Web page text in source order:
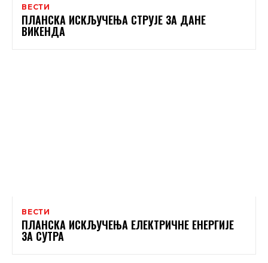
ВЕСТИ
ПЛАНСКА ИСКЉУЧЕЊА СТРУЈЕ ЗА ДАНЕ
ВИКЕНДА
ВЕСТИ
ПЛАНСКА ИСКЉУЧЕЊА ЕЛЕКТРИЧНЕ ЕНЕРГИЈЕ
ЗА СУТРА